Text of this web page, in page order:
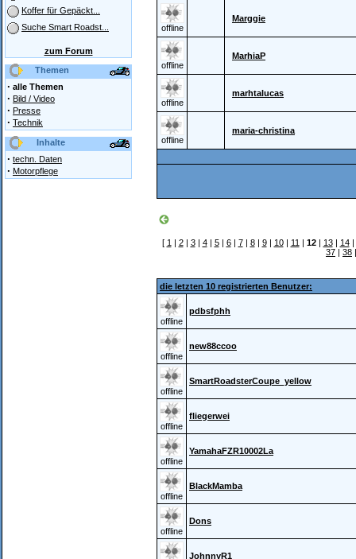
Koffer für Gepäckt...
Suche Smart Roadst...
zum Forum
Themen
· alle Themen
· Bild / Video
· Presse
· Technik
Inhalte
· techn. Daten
· Motorpflege
offline
Marggie
offline
MarhiaP
offline
marhtalucas
offline
maria-christina
[ 1 | 2| 3| 4| 5| 6| 7| 8| 9| 10| 11 | 12| 13| 14|
37 | 38
die letzten 10 registrierten Benutzer:
offline
pdbsfphh
offline
new88ccoo
offline
SmartRoadsterCoupe_yellow
offline
fliegerwei
offline
YamahaFZR10002La
offline
BlackMamba
offline
Dons
JohnnyR1